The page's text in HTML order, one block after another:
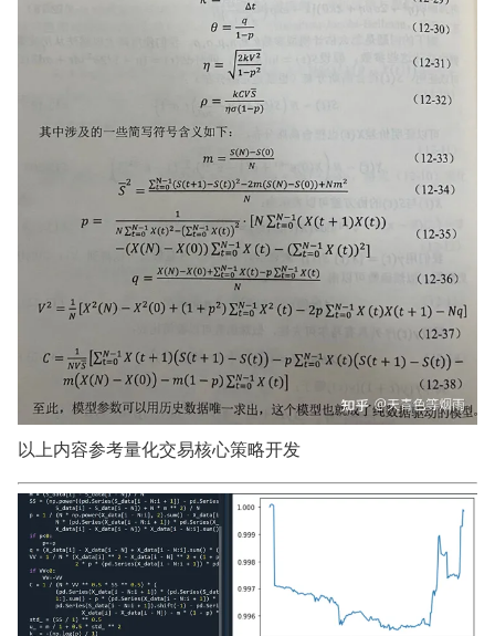
以上内容参考量化交易核心策略开发